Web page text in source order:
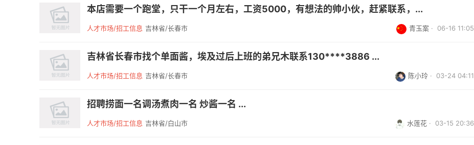
本店需要一个跑堂，只干一个月左右，工资5000，有想法的帅小伙，赶紧联系，...
人才市场/招工信息 吉林省/长春市 青玉案 · 06-16 11:05
吉林省长春市找个单面酱，埃及过后上班的弟兄木联系130****3886 ...
人才市场/招工信息 吉林省/长春市 陈小玲 · 03-24 04:11
招聘捞面一名调汤煮肉一名 炒酱一名 ...
人才市场/招工信息 吉林省/白山市 水莲花 · 03-15 20:36